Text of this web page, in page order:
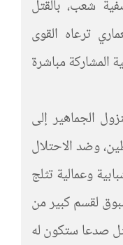
شعب، بالقتل
ترعاه القوى
المشاركة مباشرة
الجماهير إلى
وضد الاحتلال
وعمالية تثلج
لقسم كبير من
صدعا ستكون له